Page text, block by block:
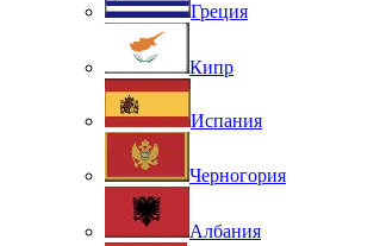
Греция
Кипр
Испания
Черногория
Албания